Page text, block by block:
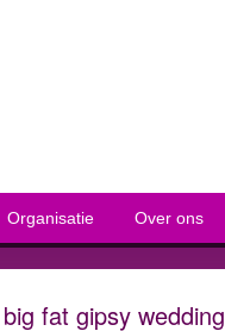
Organisatie Over ons
fat gipsy wedding